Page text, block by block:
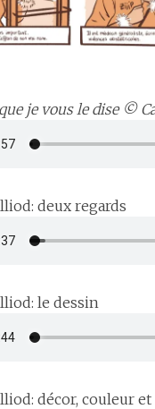
je vous le dise ©
deux regards
le dessin
décor, couleur et